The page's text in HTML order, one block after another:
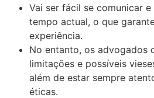
Vai ser fácil se comunicar
tempo actual, o que
experiência.
No entanto, os advogados
limitações e possíveis
além de estar sempre
éticas.